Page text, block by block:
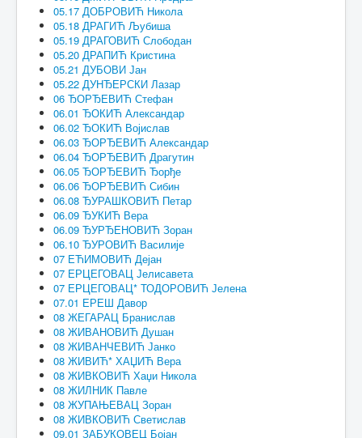
05.17 ДОБРОВИЋ Никола
05.18 ДРАГИЋ Љубиша
05.19 ДРАГОВИЋ Слободан
05.20 ДРАПИЋ Кристина
05.21 ДУБОВИ Јан
05.22 ДУНЂЕРСКИ Лазар
06 ЂОРЂЕВИЋ Стефан
06.01 ЂОКИЋ Александар
06.02 ЂОКИЋ Војислав
06.03 ЂОРЂЕВИЋ Александар
06.04 ЂОРЂЕВИЋ Драгутин
06.05 ЂОРЂЕВИЋ Ђорђе
06.06 ЂОРЂЕВИЋ Сибин
06.08 ЂУРАШКОВИЋ Петар
06.09 ЂУКИЋ Вера
06.09 ЂУРЂЕНОВИЋ Зоран
06.10 ЂУРОВИЋ Василије
07 ЕЋИМОВИЋ Дејан
07 ЕРЦЕГОВАЦ Јелисавета
07 ЕРЦЕГОВАЦ* ТОДОРОВИЋ Јелена
07.01 ЕРЕШ Давор
08 ЖЕГАРАЦ Бранислав
08 ЖИВАНОВИЋ Душан
08 ЖИВАНЧЕВИЋ Јанко
08 ЖИВИЋ* ХАЏИЋ Вера
08 ЖИВКОВИЋ Хаџи Никола
08 ЖИЛНИК Павле
08 ЖУПАЊЕВАЦ Зоран
08 ЖИВКОВИЋ Светислав
09.01 ЗАБУКОВЕЦ Бојан